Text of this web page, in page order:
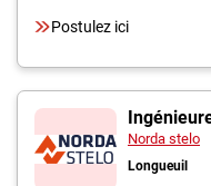
Postulez ici
Norda stelo
Longueuil